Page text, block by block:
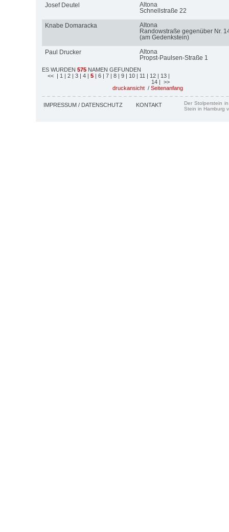
Josef Deutel
Altona
Schnellstraße 22
Knabe Domaracka
Altona
Randowstraße gegenüber Nr.
(am Gedenkstein)
Paul Drucker
Altona
Propst-Paulsen-Straße 1
ES WURDEN 575 NAMEN GEFUNDEN
<< | 1 | 2 | 3 | 4 | 5 | 6 | 7 | 8 | 9 | 10 | 11 | 12 | 13 |
14 | >>
druckansicht / Seitenanfang
IMPRESSUM / DATENSCHUTZ KONTAKT
Der Stolperstein
Stein in Hamburg